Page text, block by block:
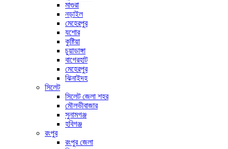
মাগুরা
নড়াইল
মেহেরপুর
যশোর
কুষ্টিয়া
চুয়াডাঙ্গা
বাগেরহাট
মেহেরপুর
ঝিনাইদহ
সিলেট
সিলেট জেলা শহর
মৌলভীবাজার
সুনামগঞ্জ
হবিগঞ্জ
রংপুর
রংপুর জেলা